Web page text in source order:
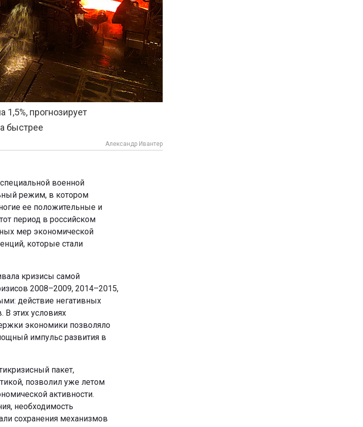
прогнозирует
быстрее
Александр Ивантер
военной
режим, в котором
ее положительные и
период в российском
мер экономической
которые стали
кризисы самой
2008–2009, 2014–2015,
действие негативных
В этих условиях
экономики позволяло
импульс развития в
пакет,
позволил уже летом
активности.
необходимость
сохранения механизмов